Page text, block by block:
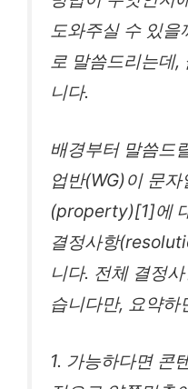
도와주실 수 있을
로 말씀드리는데,
니다.
배경부터 말씀드
업반(WG)이 문
(property)[1]에
결정사항
니다. 전체 결정
습니다만, 요약하
1. 가능하다면 콘